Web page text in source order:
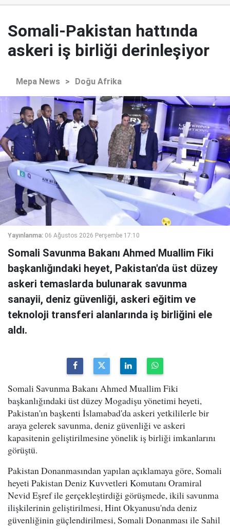
Somali-Pakistan hattında
askeri iş birliği derinleşiyor
Mepa News > Doğu Afrika
Yayınlanma: 06 Ağustos 2026 Perşembe 17:10
Somali Savunma Bakanı Ahmed Muallim Fiki
başkanlığındaki heyet, Pakistan'da üst düzey
askeri temaslarda bulunarak savunma
sanayii, deniz güvenliği, askeri eğitim ve
teknoloji transferi alanlarında iş birliğini ele
aldı.
Somali Savunma Bakanı Ahmed Muallim Fiki
başkanlığındaki üst düzey Mogadişu yönetimi heyeti,
Pakistan'ın başkenti İslamabad'da askeri yetkililerle bir
araya gelerek savunma, deniz güvenliği ve askeri
kapasitenin geliştirilmesine yönelik iş birliği imkanlarını
görüştü.
Pakistan Donanmasından yapılan açıklamaya göre, Somali
heyeti Pakistan Deniz Kuvvetleri Komutanı Oramiral
Nevid Eşref ile gerçekleştirdiği görüşmede, ikili savunma
ilişkilerinin geliştirilmesi, Hint Okyanusu'nda deniz
güvenliğinin güçlendirilmesi, Somali Donanması ile Sahil